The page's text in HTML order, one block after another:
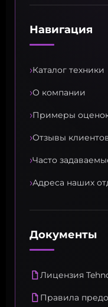
Навигация
›Каталог техники
›О компании
›Примеры
›Отзывы
›Часто
›Адреса наших
Документы
Лицензия
Правила